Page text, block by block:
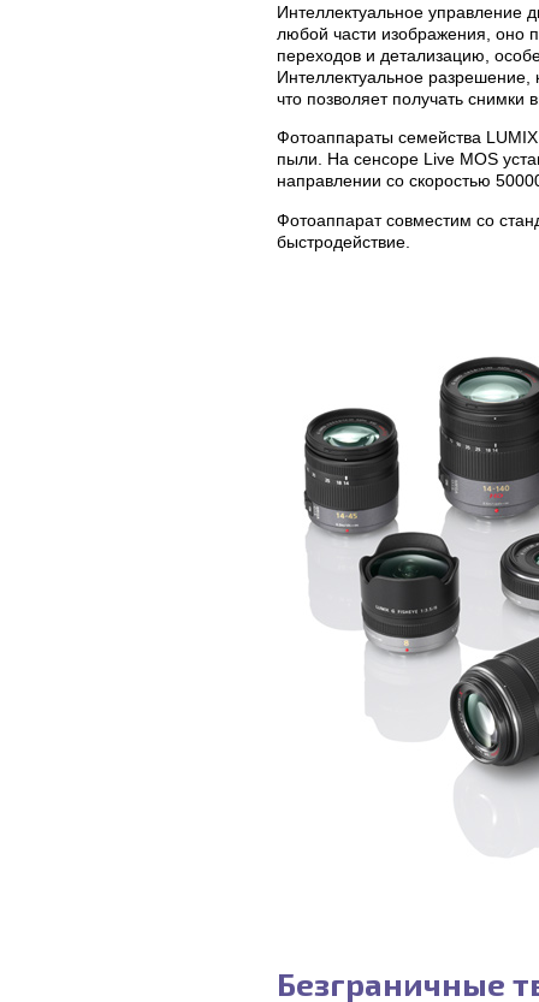
Интеллектуальное управление
любой части изображения, оно
переходов и детализацию,
Интеллектуальное разрешение,
что позволяет получать снимки
Фотоаппараты семейства
пыли. На сенсоре Live MOS
направлении со скоростью
Фотоаппарат совместим со
быстродействие.
Безграничные